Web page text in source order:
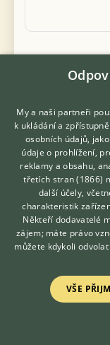
Vložte
« Zpět na výpis
My a naši partneři
k ukládání a
osobních údajů,
údaje o prohlížení,
reklamy a obsahu,
třetích stran (1866)
další účely,
charakteristik
Někteří dodavatelé
zájem; máte právo
můžete kdykoli odvolat
VŠE